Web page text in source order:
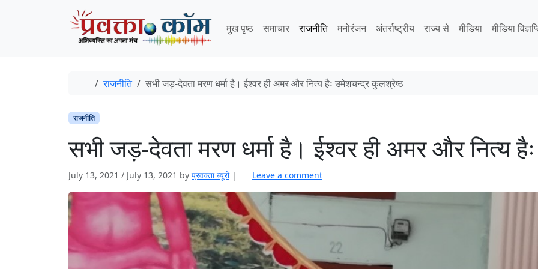
मुख पृष्ठ
समाचार राजनीति मनोरंजन अंतर्राष्ट्रीय राज्य से मीडिया मीडिया
Home
राजनीति सभी जड़-देवता मरण धर्मा है। ईश्वर ही अमर और नित्य हैः उमेशचन्द्र कुलश्रेष्ठ
राजनीति
सभी जड़-देवता मरण धर्मा है। ईश्वर ही अमर और नित्य
July 13, 2021 / July 13, 2021 by प्रवक्‍ता ब्यूरो | Leave a comment